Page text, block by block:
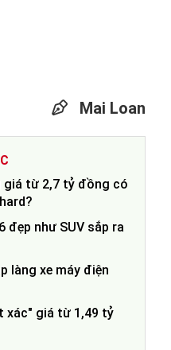
Mai Loan
giá từ 2,7 tỷ đồng có
đẹp như SUV sắp ra
làng xe máy điện
xác" giá từ 1,49 tỷ